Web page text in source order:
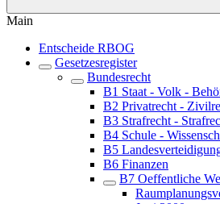
Main
Entscheide RBOG
Gesetzesregister
Bundesrecht
B1 Staat - Volk -
B2 Privatrecht -
B3 Strafrecht -
B4 Schule -
B5
B6 Finanzen
B7 Oeffentliche